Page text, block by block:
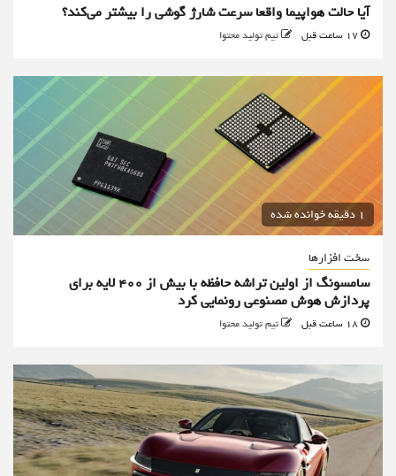
آیا حالت هواپیما واقعا سرعت شارژ گوشی را بیشتر می‌کند؟
تیم تولید محتوا
1 دقیقه خوانده شده
سخت افزارها
سامسونگ از اولین تراشه حافظه با بیش از ۴۰۰ لایه برای
پردازش هوش مصنوعی رونمایی کرد
تیم تولید محتوا